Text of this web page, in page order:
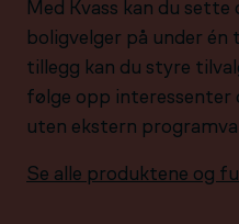
Med Kvass kan du
boligvelger på under én
tillegg kan du styre
følge opp
uten ekstern
Se alle produktene og